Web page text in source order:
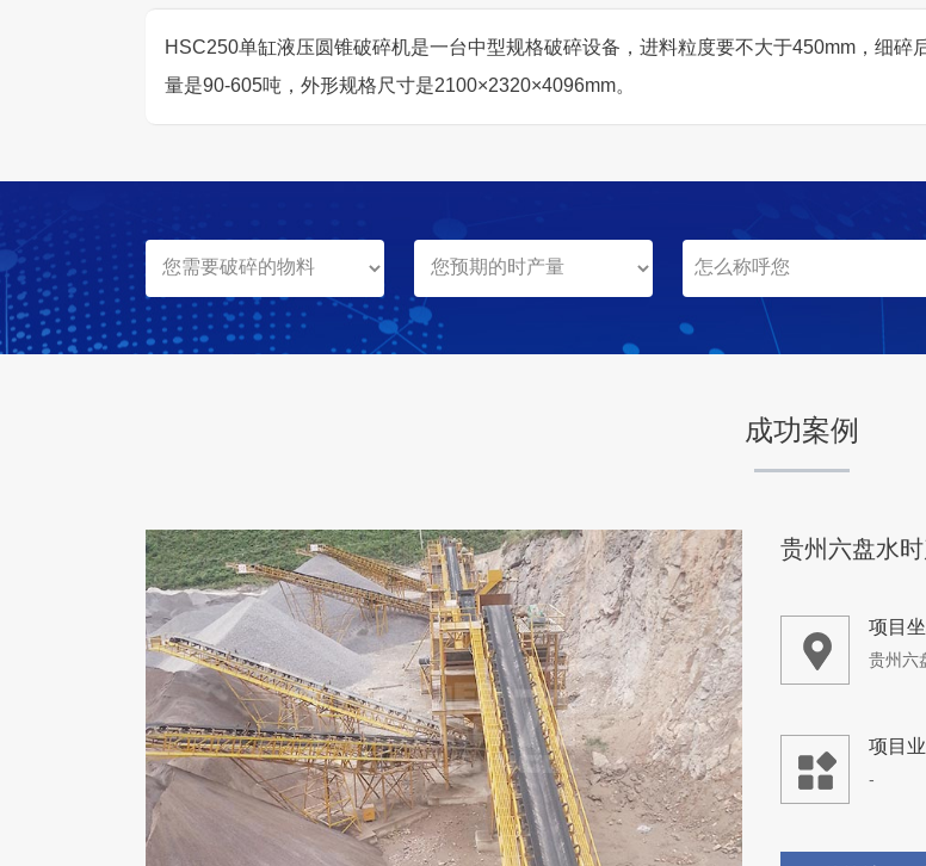
HSC250单缸液压圆锥破碎机是一台中型规格破碎设备，进料粒度要不大于450mm，细
量是90-605吨，外形规格尺寸是2100×2320×4096mm。
成功案例
贵州六盘水
项目
贵州六
项目
-